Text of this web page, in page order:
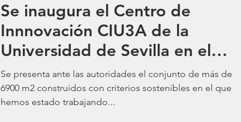
Se inaugura el Centro de
Innnovación CIU3A de la
Universidad de Sevilla en el
Puerto.
Se presenta ante las autoridades el conjunto de más de
6900 m2 construidos con criterios sostenibles en el que
hemos estado trabajando...